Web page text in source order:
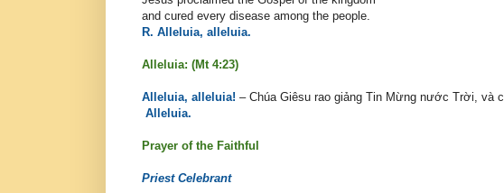
and cured every disease among the people.
R. Alleluia, alleluia.
Alleluia: (Mt 4:23)
Alleluia, alleluia! – Chúa Giêsu rao giảng Tin Mừng nước Trời, và
Alleluia.
Prayer of the Faithful
Priest Celebrant